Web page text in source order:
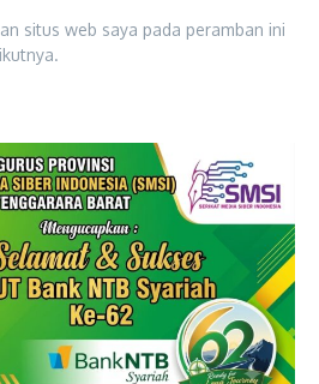
situs web saya pada peramban ini